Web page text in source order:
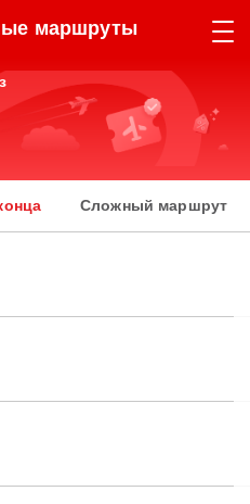
маршруты
Сложный маршрут